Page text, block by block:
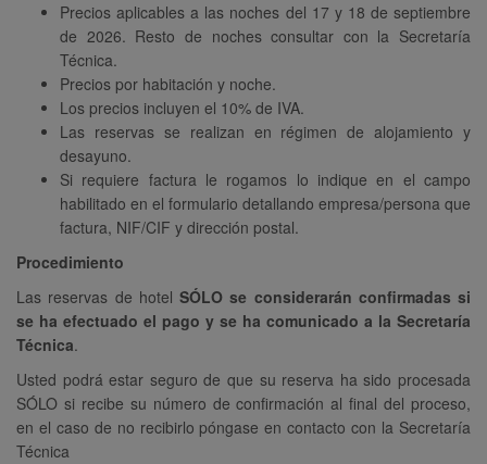
Precios aplicables a las noches del 17 y 18 de septiembre
de 2026. Resto de noches consultar con la Secretaría
Técnica.
Precios por habitación y noche.
Los precios incluyen el 10% de IVA.
Las reservas se realizan en régimen de alojamiento y
desayuno.
Si requiere factura le rogamos lo indique en el campo
habilitado en el formulario detallando empresa/persona que
factura, NIF/CIF y dirección postal.
Procedimiento
Las reservas de hotel SÓLO se considerarán confirmadas si
se ha efectuado el pago y se ha comunicado a la Secretaría
Técnica.
Usted podrá estar seguro de que su reserva ha sido procesada
SÓLO si recibe su número de confirmación al final del proceso,
en el caso de no recibirlo póngase en contacto con la Secretaría
Técnica